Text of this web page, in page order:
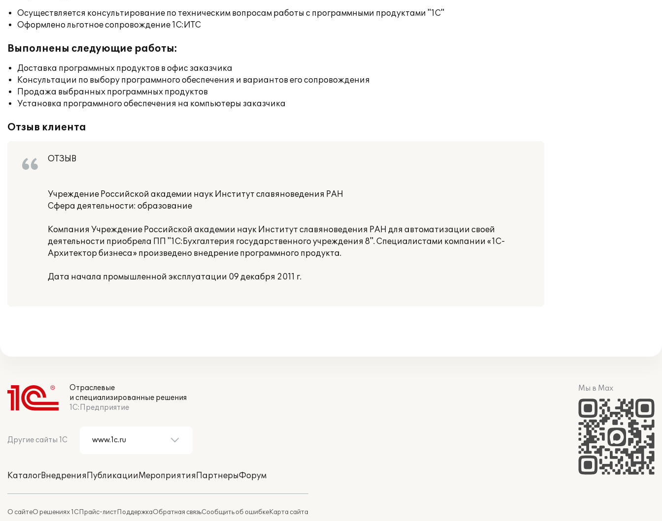
Осуществляется консультирование по техническим вопросам работы с программными продуктами "1С"
Оформлено льготное сопровождение 1С:ИТС
Выполнены следующие работы:
Доставка программных продуктов в офис заказчика
Консультации по выбору программного обеспечения и вариантов его сопровождения
Продажа выбранных программных продуктов
Установка программного обеспечения на компьютеры заказчика
Отзыв клиента
ОТЗЫВ
Учреждение Российской академии наук Институт славяноведения РАН
Сфера деятельности: образование
Компания Учреждение Российской академии наук Институт славяноведения РАН для автоматизации своей
деятельности приобрела ПП "1С:Бухгалтерия государственного учреждения 8". Специалистами компании «1С-
Архитектор бизнеса» произведено внедрение программного продукта.
Дата начала промышленной эксплуатации 09 декабря 2011 г.
Отраслевые
и специализированные решения
1С:Предприятие
Другие сайты 1С
КаталогВнедренияПубликацииМероприятияПартнерыФорум
О сайтеО решениях 1СПрайс-листПоддержкаОбратная связьСообщить об ошибкеКарта сайта
Мы в Max